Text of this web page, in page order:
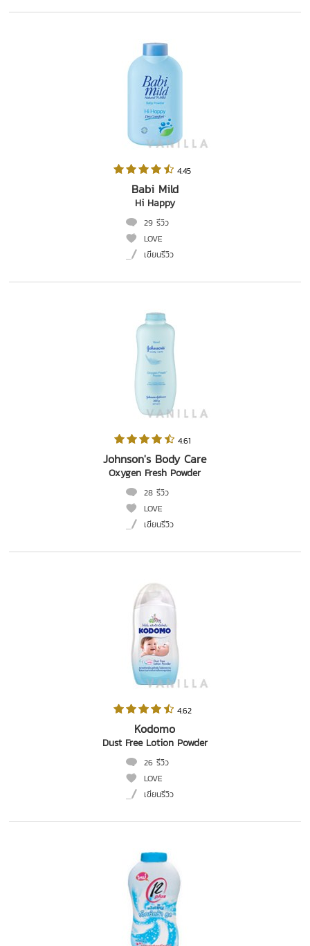
4.45
Babi Mild
Hi Happy
29 รีวิว
LOVE
เขียนรีวิว
4.61
Johnson's Body Care
Oxygen Fresh Powder
28 รีวิว
LOVE
เขียนรีวิว
4.62
Kodomo
Dust Free Lotion Powder
26 รีวิว
LOVE
เขียนรีวิว